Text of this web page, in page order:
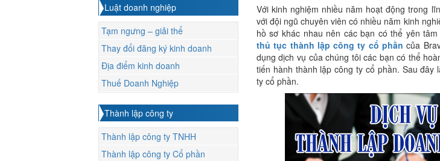
Luật doanh nghiệp
Tạm ngưng – giải thể
Thay đổi đăng ký kinh doanh
Địa điểm kinh doanh
Thuế Doanh Nghiệp
Thành lập công ty
Thành lập công ty TNHH
Thành lập công ty Cổ phần
Với kinh nghiệm nhiều năm hoạt động trong
với đội ngũ chuyên viên có nhiều năm kinh
hồ sơ khác nhau nên các bạn có thể yên
thủ tục thành lập công ty cổ phần của
dụng dịch vụ của chúng tôi các bạn có thể
tiến hành thành lập công ty cổ phần. Sau đây
ty cổ phần.